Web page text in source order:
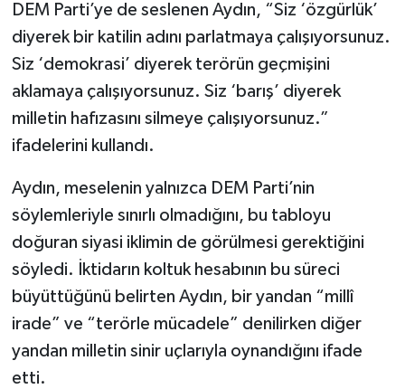
DEM Parti’ye de seslenen Aydın, “Siz ‘özgürlük’
diyerek bir katilin adını parlatmaya çalışıyorsunuz.
Siz ‘demokrasi’ diyerek terörün geçmişini
aklamaya çalışıyorsunuz. Siz ‘barış’ diyerek
milletin hafızasını silmeye çalışıyorsunuz.”
ifadelerini kullandı.
Aydın, meselenin yalnızca DEM Parti’nin
söylemleriyle sınırlı olmadığını, bu tabloyu
doğuran siyasi iklimin de görülmesi gerektiğini
söyledi. İktidarın koltuk hesabının bu süreci
büyüttüğünü belirten Aydın, bir yandan “millî
irade” ve “terörle mücadele” denilirken diğer
yandan milletin sinir uçlarıyla oynandığını ifade
etti.